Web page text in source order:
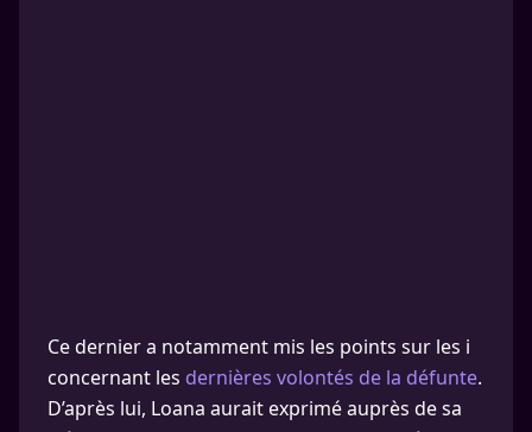
Ce dernier a notamment mis les points sur les i
concernant les dernières volontés de la défunte.
D’après lui, Loana aurait exprimé auprès de sa